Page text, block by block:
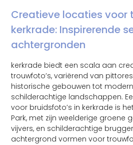
Creatieve locaties voor
kerkrade: Inspirerende
achtergronden
kerkrade biedt een scala aan
trouwfoto’s, variërend van
historische gebouwen tot
schilderachtige landschappen.
voor bruidsfoto’s in kerkrade is
Park, met zijn weelderige groene
vijvers, en schilderachtige
achtergrond vormen voor